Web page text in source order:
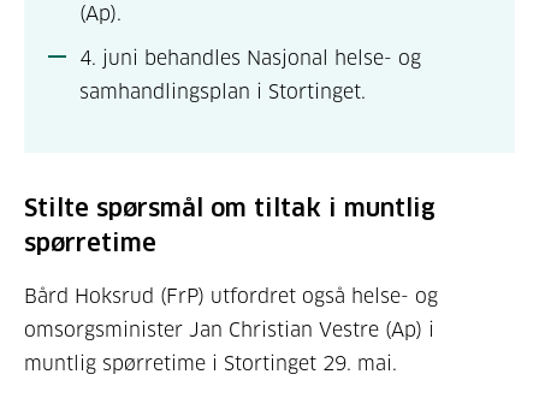
(Ap).
4. juni behandles Nasjonal helse- og
samhandlingsplan i Stortinget.
Stilte spørsmål om tiltak i muntlig
spørretime
Bård Hoksrud (FrP) utfordret også helse- og
omsorgsminister Jan Christian Vestre (Ap) i
muntlig spørretime i Stortinget 29. mai.